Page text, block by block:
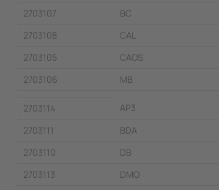
2703107
BC
2703108
CAL
2703105
CAOS
2703106
MB
2703114 AP3
2703111
BDA
2703110
DB
2703113
DMO